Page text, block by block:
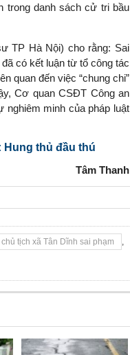
trong danh sách cử tri bầu
TP Hà Nội) cho rằng: Sai
có kết luận từ tổ công tác
quan đến việc “chung chi”
Cơ quan CSĐT Công an
nghiêm minh của pháp luật
Hung thủ đầu thú
Tâm Thanh
chủ tịch xã Tân Dĩnh sai phạm ,